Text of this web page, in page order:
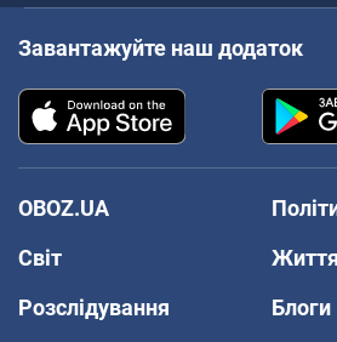
Завантажуйте наш додаток
OBOZ.UA
Світ
Життя
Розслідування
Блоги